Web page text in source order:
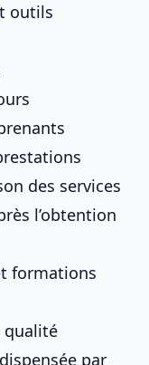
outils
des services
l’obtention
formations
qualité
par